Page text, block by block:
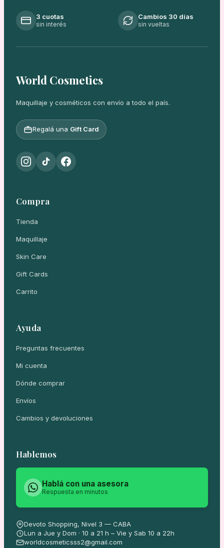
3 cuotas
sin interés
Cambios 30 días
sin vueltas
World Cosmetics
Maquillaje y cosméticos con envío a todo el país.
Regalá una Gift Card
Compra
Tienda
Maquillaje
Skin Care
Gift Cards
Carrito
Ayuda
Preguntas frecuentes
Mi cuenta
Dónde comprar
Envíos
Cambios y devoluciones
Hablemos
Hablá con una asesora
Respuesta en minutos
Devoto Shopping, Nivel 3 — CABA
Lun a Jue y Dom · 10 a 21 h – Vie y Sab 10 a 22h
worldcosmeticsss2@gmail.com